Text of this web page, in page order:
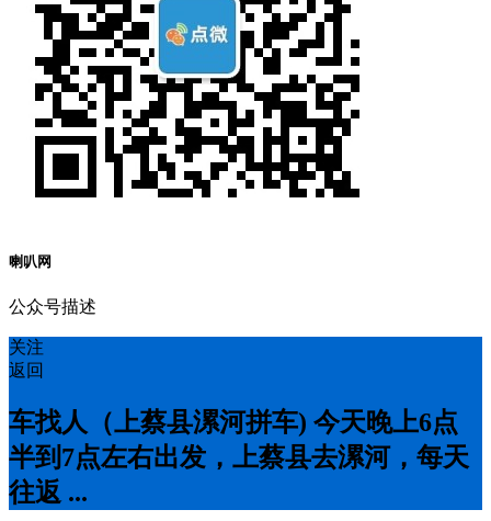
喇叭网
公众号描述
关注
返回
车找人（上蔡县漯河拼车) 今天晚上6点
半到7点左右出发，上蔡县去漯河，每天
往返 ...